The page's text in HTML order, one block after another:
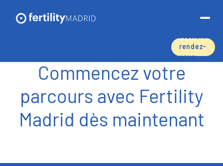
Á propos de nous
Traitements de fertilité
Liste des prix
rendez-
vous
Commencez votre
parcours avec Fertility
Madrid dès maintenant